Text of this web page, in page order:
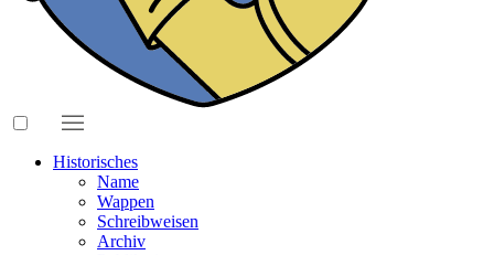
Historisches
Name
Wappen
Schreibweisen
Archiv